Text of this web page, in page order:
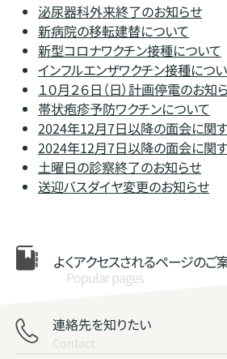
泌尿器科外来終了のお知らせ
新病院の移転建替について
新型コロナワクチン接種について
インフルエンザワクチン接種につ
１０月２６日（日）計画停電のお知
帯状疱疹予防ワクチンについて
2024年12月7日以降の面会に関
2024年12月7日以降の面会に関
土曜日の診察終了のお知らせ
送迎バスダイヤ変更のお知らせ
よくアクセスされるページのご
Popular pages
連絡先を知りたい
Contact